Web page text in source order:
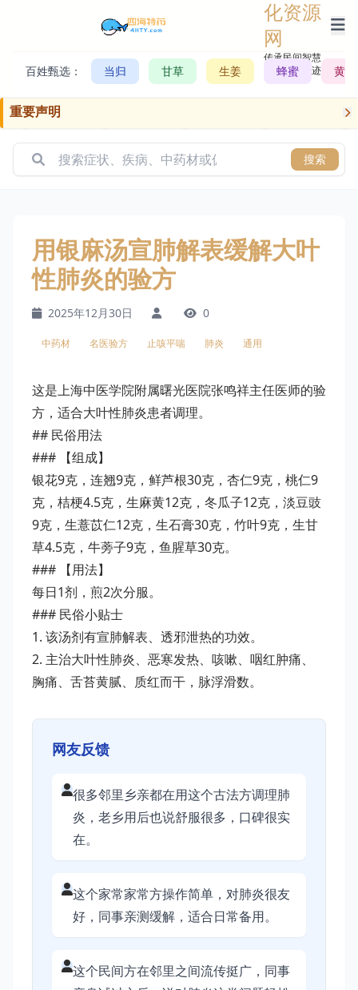
化资源
网
传承民间智慧，
记录历史轨迹
百姓甄选： 当归 甘草 生姜 蜂蜜 黄芪
重要声明
搜索
用银麻汤宣肺解表缓解大叶
性肺炎的验方
2025年12月30日 0
中药材 名医验方 止咳平喘 肺炎 通用
这是上海中医学院附属曙光医院张鸣祥主任医师的验
方，适合大叶性肺炎患者调理。
## 民俗用法
### 【组成】
银花9克，连翘9克，鲜芦根30克，杏仁9克，桃仁9
克，桔梗4.5克，生麻黄12克，冬瓜子12克，淡豆豉
9克，生薏苡仁12克，生石膏30克，竹叶9克，生甘
草4.5克，牛蒡子9克，鱼腥草30克。
### 【用法】
每日1剂，煎2次分服。
### 民俗小贴士
1. 该汤剂有宣肺解表、透邪泄热的功效。
2. 主治大叶性肺炎、恶寒发热、咳嗽、咽红肿痛、
胸痛、舌苔黄腻、质红而干，脉浮滑数。
网友反馈
很多邻里乡亲都在用这个古法方调理肺
炎，老乡用后也说舒服很多，口碑很实
在。
这个家常家常方操作简单，对肺炎很友
好，同事亲测缓解，适合日常备用。
这个民间方在邻里之间流传挺广，同事